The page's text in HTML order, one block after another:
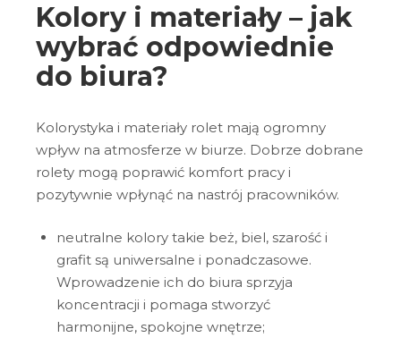
Kolory i materiały – jak
wybrać odpowiednie
do biura?
Kolorystyka i materiały rolet mają ogromny
wpływ na atmosferze w biurze. Dobrze dobrane
rolety mogą poprawić komfort pracy i
pozytywnie wpłynąć na nastrój pracowników.
neutralne kolory takie beż, biel, szarość i
grafit są uniwersalne i ponadczasowe.
Wprowadzenie ich do biura sprzyja
koncentracji i pomaga stworzyć
harmonijne, spokojne wnętrze;